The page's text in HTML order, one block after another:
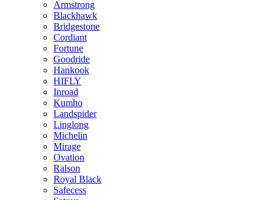
Armstrong
Blackhawk
Bridgestone
Cordiant
Fortune
Goodride
Hankook
HIFLY
Inroad
Kumho
Landspider
Linglong
Michelin
Mirage
Ovation
Ralson
Royal Black
Safecess